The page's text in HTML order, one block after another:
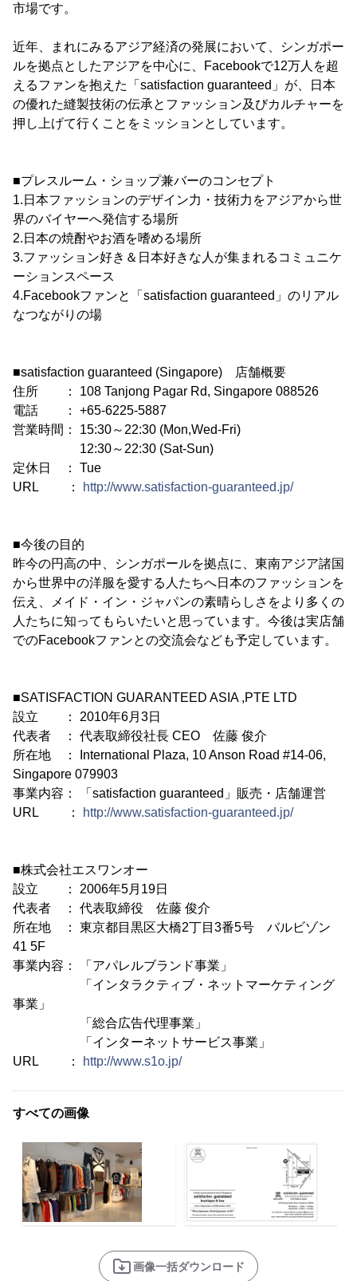
市場です。
近年、まれにみるアジア経済の発展において、シンガポー
ルを拠点としたアジアを中心に、Facebookで12万人を超
えるファンを抱えた「satisfaction guaranteed」が、日本
の優れた縫製技術の伝承とファッション及びカルチャーを
押し上げて行くことをミッションとしています。
■プレスルーム・ショップ兼バーのコンセプト
1.日本ファッションのデザイン力・技術力をアジアから世
界のバイヤーへ発信する場所
2.日本の焼酎やお酒を嗜める場所
3.ファッション好き＆日本好きな人が集まれるコミュニケ
ーションスペース
4.Facebookファンと「satisfaction guaranteed」のリアル
なつながりの場
■satisfaction guaranteed (Singapore) 店舗概要
住所 ： 108 Tanjong Pagar Rd, Singapore 088526
電話 ： +65-6225-5887
営業時間： 15:30～22:30 (Mon,Wed-Fri)
12:30～22:30 (Sat-Sun)
定休日 ： Tue
URL ：
http://www.satisfaction-guaranteed.jp/
■今後の目的
昨今の円高の中、シンガポールを拠点に、東南アジア諸国
から世界中の洋服を愛する人たちへ日本のファッションを
伝え、メイド・イン・ジャパンの素晴らしさをより多くの
人たちに知ってもらいたいと思っています。今後は実店舗
でのFacebookファンとの交流会なども予定しています。
■SATISFACTION GUARANTEED ASIA ,PTE LTD
設立 ： 2010年6月3日
代表者 ： 代表取締役社長 CEO 佐藤 俊介
所在地 ： International Plaza, 10 Anson Road #14-06,
Singapore 079903
事業内容： 「satisfaction guaranteed」販売・店舗運営
URL ：
http://www.satisfaction-guaranteed.jp/
■株式会社エスワンオー
設立 ： 2006年5月19日
代表者 ： 代表取締役 佐藤 俊介
所在地 ： 東京都目黒区大橋2丁目3番5号 バルビゾン
41 5F
事業内容： 「アパレルブランド事業」
「インタラクティブ・ネットマーケティング
事業」
「総合広告代理事業」
「インターネットサービス事業」
URL ：
http://www.s1o.jp/
すべての画像
画像一括ダウンロード